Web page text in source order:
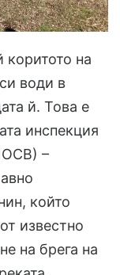
коритото на
води в
й. Това е
инспекция
–
който
известно
на брега на